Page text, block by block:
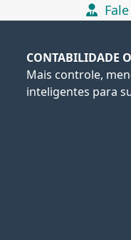
CONTABILIDADE
Mais controle,
inteligentes para